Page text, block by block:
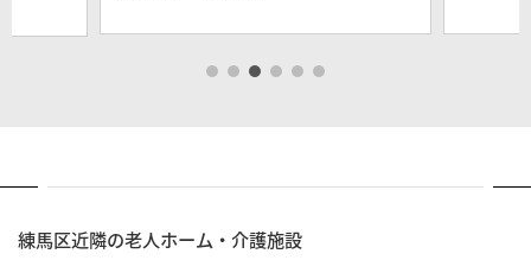
練馬区近隣の老人ホーム・介護施設